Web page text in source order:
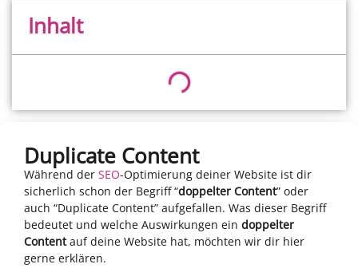
Inhalt
Duplicate Content
Während der SEO-Optimierung deiner Website ist dir
sicherlich schon der Begriff “doppelter Content” oder
auch “Duplicate Content” aufgefallen. Was dieser Begriff
bedeutet und welche Auswirkungen ein doppelter
Contentauf deine Website hat, möchten wir dir hier
gerne erklären.